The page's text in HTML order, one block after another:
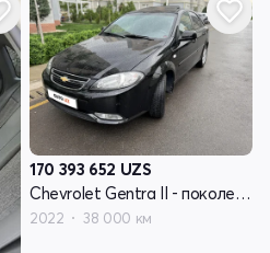
170 393 652 UZS
Chevrolet Gentra II - поколение
2022 38 000 км